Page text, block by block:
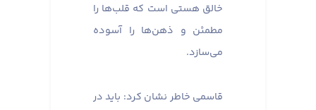
خالق هستی است که قلب‌ها را
مطمئن و ذهن‌ها را آسوده
می‌سازد.
قاسمی خاطر نشان کرد: باید در